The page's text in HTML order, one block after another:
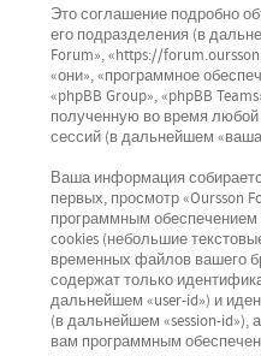
Это соглашение подробно
его подразделения (в
Forum», «https://
«они», «программное
«phpBB Group», «phpBB
полученную во время любой
сессий (в дальнейшем
Ваша информация
первых, просмотр «Oursson
программным обеспечением
cookies (небольшие
временных файлов вашего
содержат только
дальнейшем «user-id») и
(в дальнейшем «session-id»),
вам программным